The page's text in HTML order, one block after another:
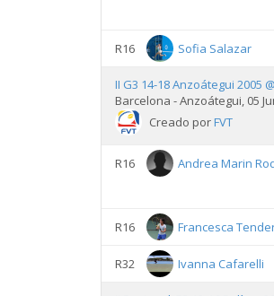
R16 Sofia Salazar
II G3 14-18 Anzoátegui 2005
Barcelona - Anzoátegui, 05
Creado porFVT
R16
Andrea Marin
R16 Francesca
R32 Ivanna Cafarelli